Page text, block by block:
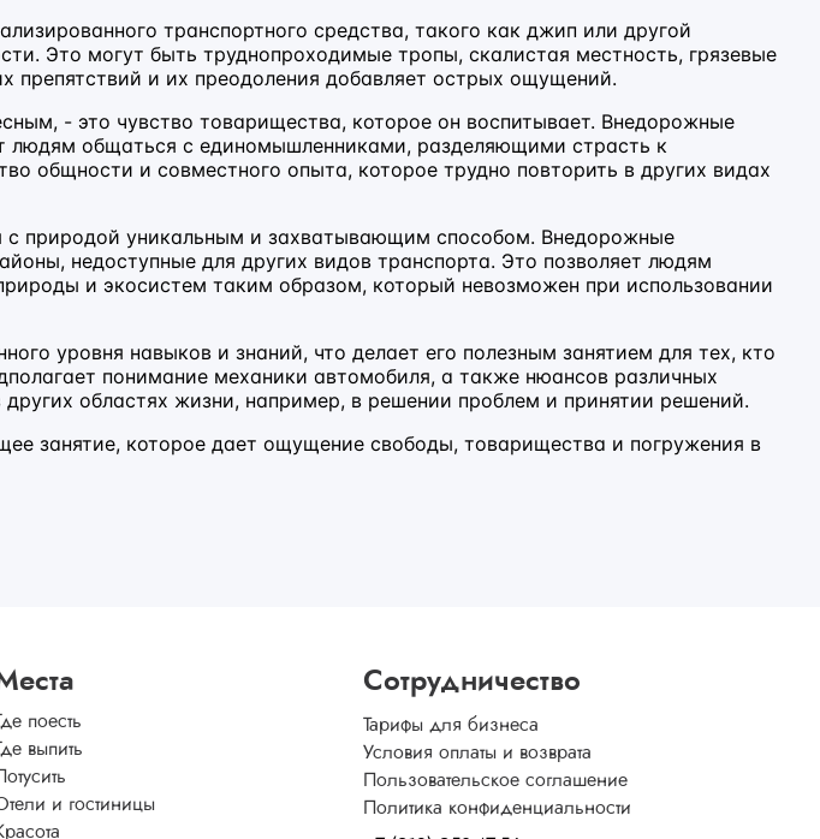
транспортного средства, такого как джип или другой
Это могут быть труднопроходимые тропы, скалистая местность, грязевые
и их преодоления добавляет острых ощущений.
- это чувство товарищества, которое он воспитывает. Внедорожные
людям общаться с единомышленниками, разделяющими страсть к
общности и совместного опыта, которое трудно повторить в других видах
природой уникальным и захватывающим способом. Внедорожные
недоступные для других видов транспорта. Это позволяет людям
и экосистем таким образом, который невозможен при использовании
уровня навыков и знаний, что делает его полезным занятием для тех, кто
понимание механики автомобиля, а также нюансов различных
областях жизни, например, в решении проблем и принятии решений.
занятие, которое дает ощущение свободы, товарищества и погружения в
поесть
выпить
и гостиницы
Сотрудничество
Тарифы для бизнеса
Условия оплаты и возврата
Пользовательское соглашение
Политика конфиденциальности